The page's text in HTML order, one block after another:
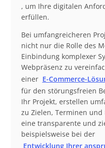
, um Ihre digitalen
erfüllen.
Bei umfangreicheren
nicht nur die Rolle des
Einbindung komplexer
Webpräsenz zu
einer E-Commerce-
für den störungsfreien
Ihr Projekt, erstellen
zu Zielen, Terminen
eine transparente und
beispielsweise bei der
Entwicklung Ihrer